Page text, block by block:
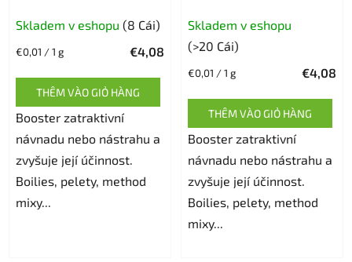
giá
bình
của
sản
phẩm
là
5,0
Skladem v eshopu (8 Cái)
€4,08
Giá
lường:
€0,01 / 1 g
THÊM VÀO GIỎ HÀNG
Booster zatraktivní
návnadu nebo nástrahu a
zvyšuje její účinnost.
Boilies, pelety, method
mixy...
Skladem v eshopu
(>20 Cái)
€4,08
Giá
lường:
€0,01 / 1 g
THÊM VÀO GIỎ HÀNG
Booster zatraktivní
návnadu nebo nástrahu a
zvyšuje její účinnost.
Boilies, pelety, method
mixy...